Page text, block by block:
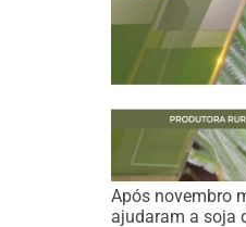
Após novembro
ajudaram a soja